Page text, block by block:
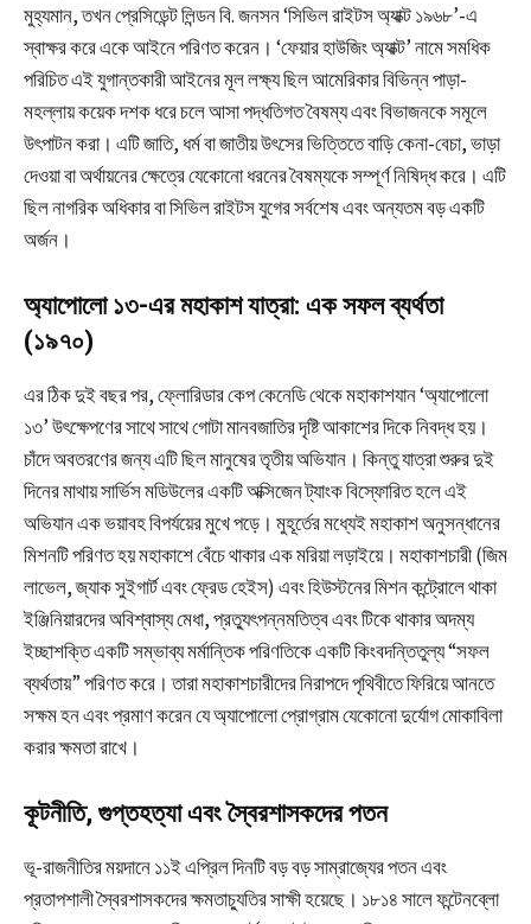
মুহ্যমান, তখন প্রেসিডেন্ট লিন্ডন বি. জনসন ‘সিভিল রাইটস অ্যাক্ট ১৯৬৮’-এ
স্বাক্ষর করে একে আইনে পরিণত করেন। ‘ফেয়ার হাউজিং অ্যাক্ট’ নামে সমধিক
পরিচিত এই যুগান্তকারী আইনের মূল লক্ষ্য ছিল আমেরিকার বিভিন্ন পাড়া-
মহল্লায় কয়েক দশক ধরে চলে আসা পদ্ধতিগত বৈষম্য এবং বিভাজনকে সমূলে
উৎপাটন করা। এটি জাতি, ধর্ম বা জাতীয় উৎসের ভিত্তিতে বাড়ি কেনা-বেচা, ভাড়া
দেওয়া বা অর্থায়নের ক্ষেত্রে যেকোনো ধরনের বৈষম্যকে সম্পূর্ণ নিষিদ্ধ করে। এটি
ছিল নাগরিক অধিকার বা সিভিল রাইটস যুগের সর্বশেষ এবং অন্যতম বড় একটি
অর্জন।
অ্যাপোলো ১৩-এর মহাকাশ যাত্রা: এক সফল ব্যর্থতা
(১৯৭০)
এর ঠিক দুই বছর পর, ফ্লোরিডার কেপ কেনেডি থেকে মহাকাশযান ‘অ্যাপোলো
১৩’ উৎক্ষেপণের সাথে সাথে গোটা মানবজাতির দৃষ্টি আকাশের দিকে নিবদ্ধ হয়।
চাঁদে অবতরণের জন্য এটি ছিল মানুষের তৃতীয় অভিযান। কিন্তু যাত্রা শুরুর দুই
দিনের মাথায় সার্ভিস মডিউলের একটি অক্সিজেন ট্যাংক বিস্ফোরিত হলে এই
অভিযান এক ভয়াবহ বিপর্যয়ের মুখে পড়ে। মুহূর্তের মধ্যেই মহাকাশ অনুসন্ধানের
মিশনটি পরিণত হয় মহাকাশে বেঁচে থাকার এক মরিয়া লড়াইয়ে। মহাকাশচারী (জিম
লাভেল, জ্যাক সুইগার্ট এবং ফ্রেড হেইস) এবং হিউস্টনের মিশন কন্ট্রোলে থাকা
ইঞ্জিনিয়ারদের অবিশ্বাস্য মেধা, প্রত্যুৎপন্নমতিত্ব এবং টিকে থাকার অদম্য
ইচ্ছাশক্তি একটি সম্ভাব্য মর্মান্তিক পরিণতিকে একটি কিংবদন্তিতুল্য “সফল
ব্যর্থতায়” পরিণত করে। তারা মহাকাশচারীদের নিরাপদে পৃথিবীতে ফিরিয়ে আনতে
সক্ষম হন এবং প্রমাণ করেন যে অ্যাপোলো প্রোগ্রাম যেকোনো দুর্যোগ মোকাবিলা
করার ক্ষমতা রাখে।
কূটনীতি, গুপ্তহত্যা এবং স্বৈরশাসকদের পতন
ভূ-রাজনীতির ময়দানে ১১ই এপ্রিল দিনটি বড় বড় সাম্রাজ্যের পতন এবং
প্রতাপশালী স্বৈরশাসকদের ক্ষমতাচ্যুতির সাক্ষী হয়েছে। ১৮১৪ সালে ফন্টেনব্লো